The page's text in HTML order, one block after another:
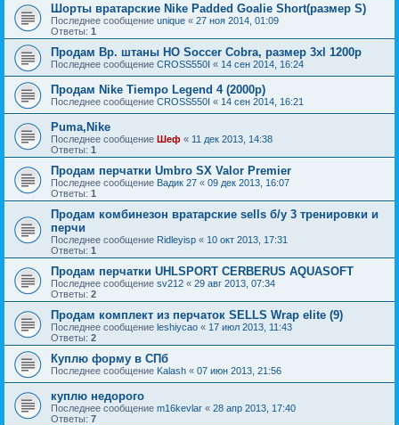
Шорты вратарские Nike Padded Goalie Short(размер S)
Последнее сообщение unique « 27 ноя 2014, 01:09
Ответы: 1
Продам Вр. штаны HO Soccer Cobra, размер 3xl 1200р
Последнее сообщение CROSS550I « 14 сен 2014, 16:24
Продам Nike Tiempo Legend 4 (2000р)
Последнее сообщение CROSS550I « 14 сен 2014, 16:21
Puma,Nike
Последнее сообщение Шеф « 11 дек 2013, 14:38
Ответы: 1
Продам перчатки Umbro SX Valor Premier
Последнее сообщение Вадик 27 « 09 дек 2013, 16:07
Ответы: 1
Продам комбинезон вратарские sells б/у 3 тренировки и
перчи
Последнее сообщение Ridleyisp « 10 окт 2013, 17:31
Ответы: 1
Продам перчатки UHLSPORT CERBERUS AQUASOFT
Последнее сообщение sv212 « 29 авг 2013, 07:34
Ответы: 2
Продам комплект из перчаток SELLS Wrap elite (9)
Последнее сообщение leshiycao « 17 июл 2013, 11:43
Ответы: 2
Куплю форму в СПб
Последнее сообщение Kalash « 07 июн 2013, 21:56
куплю недорого
Последнее сообщение m16kevlar « 28 апр 2013, 17:40
Ответы: 7